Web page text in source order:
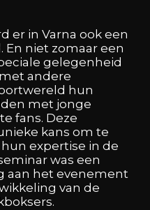
er in Varna ook een
niet zomaar een
gelegenheid
andere
hun
met jonge
fans. Deze
kans om te
expertise in de
was een
aan het evenement
van de